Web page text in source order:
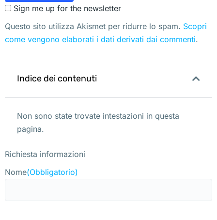
Sign me up for the newsletter
Questo sito utilizza Akismet per ridurre lo spam. Scopri
come vengono elaborati i dati derivati dai commenti.
Indice dei contenuti
Non sono state trovate intestazioni in questa
pagina.
Richiesta informazioni
Nome(Obbligatorio)